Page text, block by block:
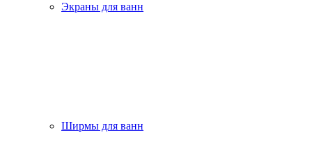
Экраны для ванн
Ширмы для ванн